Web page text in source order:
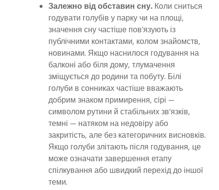
Залежно від обставин сну.Коли сниться
годувати голубів у парку чи на площі,
значення сну частіше пов’язують із
публічними контактами, колом знайомств,
новинами. Якщо наснилося годування на
балконі або біля дому, тлумачення
зміщується до родини та побуту. Білі
голуби в сонниках частіше вважають
добрим знаком примирення, сірі —
символом рутини й стабільних зв’язків,
темні — натяком на недовіру або
закритість, але без категоричних висновків.
Якщо голуби злітають після годування, це
може означати завершення етапу
спілкування або швидкий перехід до іншої
теми.